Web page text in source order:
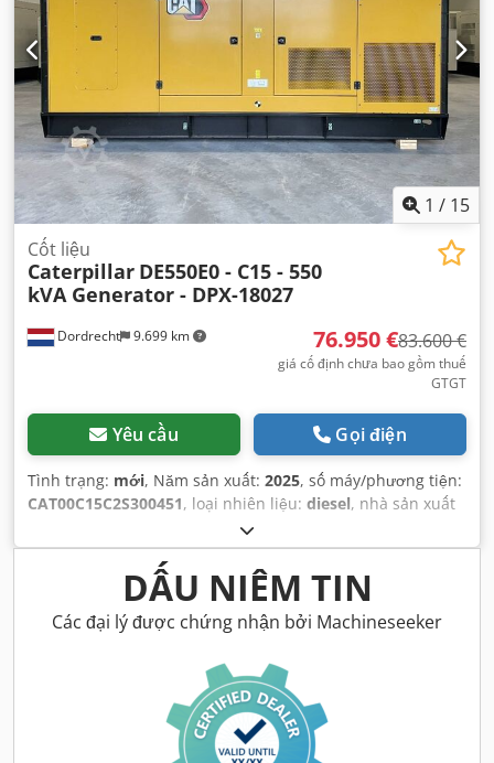
1 / 15
Dordrecht 9.699 km
Cốt liệu
Caterpillar DE550E0 - C15 - 550
kVA Generator - DPX-18027
76.950 €83.600 €
giá cố định chưa bao gồm thuế
GTGT
Yêu cầu Gọi điện
Tình trạng: mới, Năm sản xuất: 2025, số máy/phương tiện:
CAT00C15C2S300451, loại nhiên liệu: diesel, nhà sản xuất
DẤU NIÊM TIN
Các đại lý được chứng nhận bởi Machineseeker